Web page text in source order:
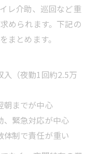
シフト例紹介
代表的なシフトパ
現する柔軟な勤
Wワーク両立術
業なし勤務が叶
レ介助、巡回など重
められます。下記の
まとめます。
入（夜勤1回約2.5万
朝までが中心
、緊急対応が中心
制で責任が重い